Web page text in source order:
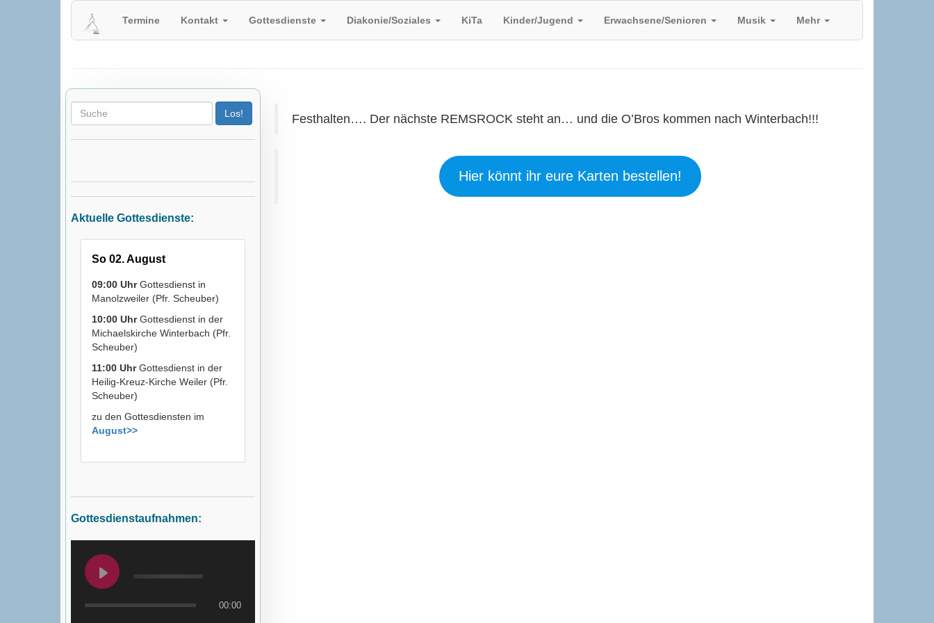
Termine Kontakt Gottesdienste Diakonie/Soziales KiTa Kinder/Jugend Erwachsene/Senioren Musik Mehr
Herzlich Willkommen auf der Homepage
der evangelischen Kirchengemeinde Winterbach!
Aktuelle Gottesdienste:
So 02. August
09:00 UhrGottesdienst in
Manolzweiler (Pfr. Scheuber)
10:00 UhrGottesdienst in der
Michaelskirche Winterbach (Pfr.
Scheuber)
11:00 UhrGottesdienst in der
Heilig-Kreuz-Kirche Weiler (Pfr.
Scheuber)
zu den Gottesdiensten im
August>>
Gottesdienstaufnahmen:
00:00
Festhalten…. Der nächste REMSROCK steht an… und die O’Bros kommen nach Winterbach!!!
Hier könnt ihr eure Karten bestellen!